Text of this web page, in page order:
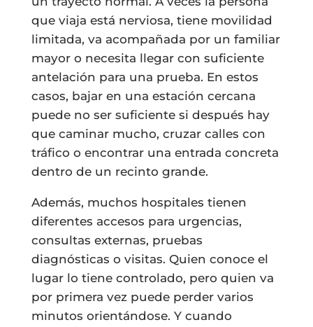
que viaja está nerviosa, tiene movilidad
limitada, va acompañada por un familiar
mayor o necesita llegar con suficiente
antelación para una prueba. En estos
casos, bajar en una estación cercana
puede no ser suficiente si después hay
que caminar mucho, cruzar calles con
tráfico o encontrar una entrada concreta
dentro de un recinto grande.
Además, muchos hospitales tienen
diferentes accesos para urgencias,
consultas externas, pruebas
diagnósticas o visitas. Quien conoce el
lugar lo tiene controlado, pero quien va
por primera vez puede perder varios
minutos orientándose. Y cuando